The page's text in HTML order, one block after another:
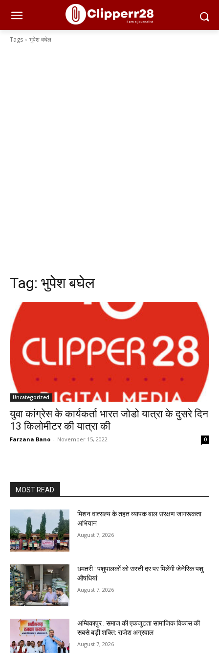
Tags भुपेश बघेल
Tag: भुपेश बघेल
Uncategorized
युवा कांग्रेस के कार्यकर्ता भारत जोडो यात्रा के दुसरे दिन
13 किलोमीटर की यात्रा की
Farzana Bano - November 15, 2022 0
MOST READ
मिशन वात्सल्य के तहत व्यापक बाल संरक्षण जागरूकता
अभियान
August 7, 2026
धमतरी : पशुपालकों को सस्ती दर पर मिलेंगी जेनेरिक पशु
औषधियां
August 7, 2026
अम्बिकापुर : समाज की एकजुटता सामाजिक विकास की
सबसे बड़ी शक्ति: राजेश अग्रवाल
August 7, 2026